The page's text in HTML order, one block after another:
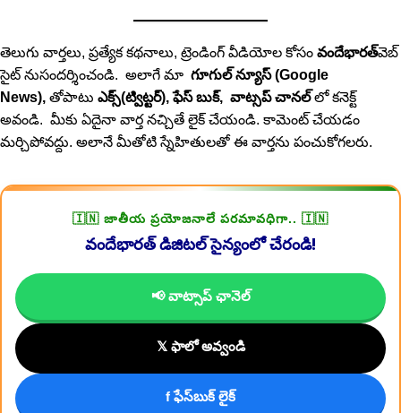
తెలుగు వార్తలు, ప్రత్యేక కథనాలు, ట్రెండింగ్ వీడియోల కోసం వందేభారత్వెబ్
సైట్ నుసందర్శించండి. అలాగే మా గూగుల్ న్యూస్ (Google
News), తోపాటు ఎక్స్(ట్విట్టర్),ఫేస్ బుక్, వాట్సప్ చానల్లో కనెక్ట్
అవండి. మీకు ఏదైనా వార్త నచ్చితే లైక్ చేయండి. కామెంట్ చేయడం
మర్చిపోవద్దు. అలానే మీతోటి స్నేహితులతో ఈ వార్తను పంచుకోగలరు.
🇮🇳 జాతీయ ప్రయోజనాలే పరమావధిగా.. 🇮🇳
వందేభారత్ డిజిటల్ సైన్యంలో చేరండి!
📢 వాట్సాప్ ఛానెల్
𝕏 ఫాలో అవ్వండి
f ఫేస్‌బుక్ లైక్